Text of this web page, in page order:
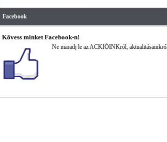
Facebook
Kövess minket Facebook-n!
Ne maradj le az ACKIÓINKról,